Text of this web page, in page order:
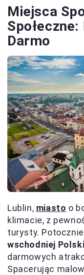
Miejsca
Darmo
Lublin, miasto o
klimacie, z
turysty.
wschodniej
darmowych
Spacerując